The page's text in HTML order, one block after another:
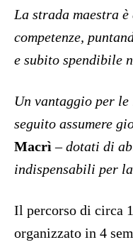
La strada maestra
competenze,
e subito spendibile
Un vantaggio per le
seguito assumere
Macrì – dotati di
indispensabili per
Il percorso di circa
organizzato in 4